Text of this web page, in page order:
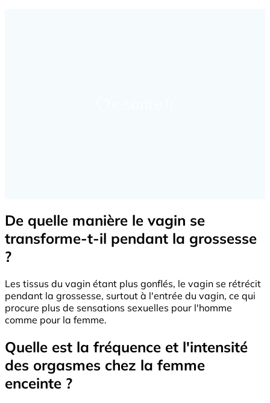
De quelle manière le vagin se
transforme-t-il pendant la grossesse
?
Les tissus du vagin étant plus gonflés, le vagin se rétrécit
pendant la grossesse, surtout à l'entrée du vagin, ce qui
procure plus de sensations sexuelles pour l'homme
comme pour la femme.
Quelle est la fréquence et l'intensité
des orgasmes chez la femme
enceinte ?